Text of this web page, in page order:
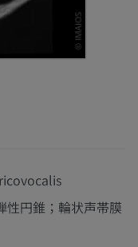
性円錐；輪状声帯膜